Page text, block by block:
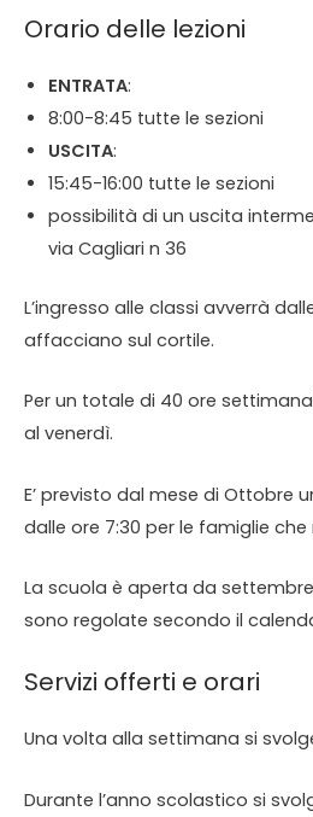
Orario delle lezioni
ENTRATA:
8:00-8:45 tutte le sezioni
USCITA:
15:45-16:00 tutte le sezioni
possibilità di un uscita
via Cagliari n 36
L’ingresso alle classi avverrà
affacciano sul cortile.
Per un totale di 40 ore
al venerdì.
E’ previsto dal mese di Ottobre
dalle ore 7:30 per le famiglie
La scuola è aperta da
sono regolate secondo il
Servizi offerti e orari
Una volta alla settimana si
Durante l’anno scolastico si